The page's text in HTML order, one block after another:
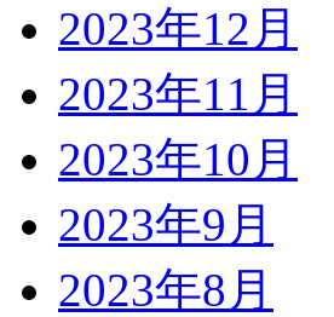
2023年12月
2023年11月
2023年10月
2023年9月
2023年8月